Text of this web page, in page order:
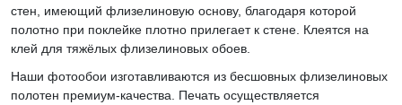
стен, имеющий флизелиновую основу, благодаря которой
полотно при поклейке плотно прилегает к стене. Клеятся на
клей для тяжёлых флизелиновых обоев.
Наши фотообои изготавливаются из бесшовных флизелиновых
полотен премиум-качества. Печать осуществляется